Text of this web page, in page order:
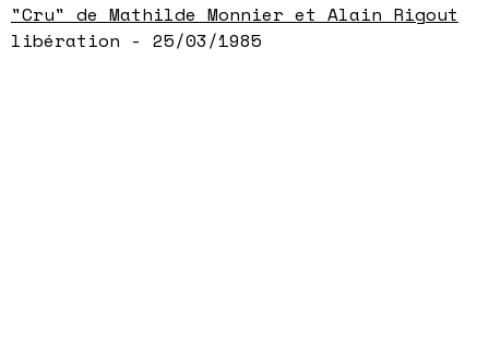
"Cru" de Mathilde Monnier et Alain Rigout
libération - 25/03/1985